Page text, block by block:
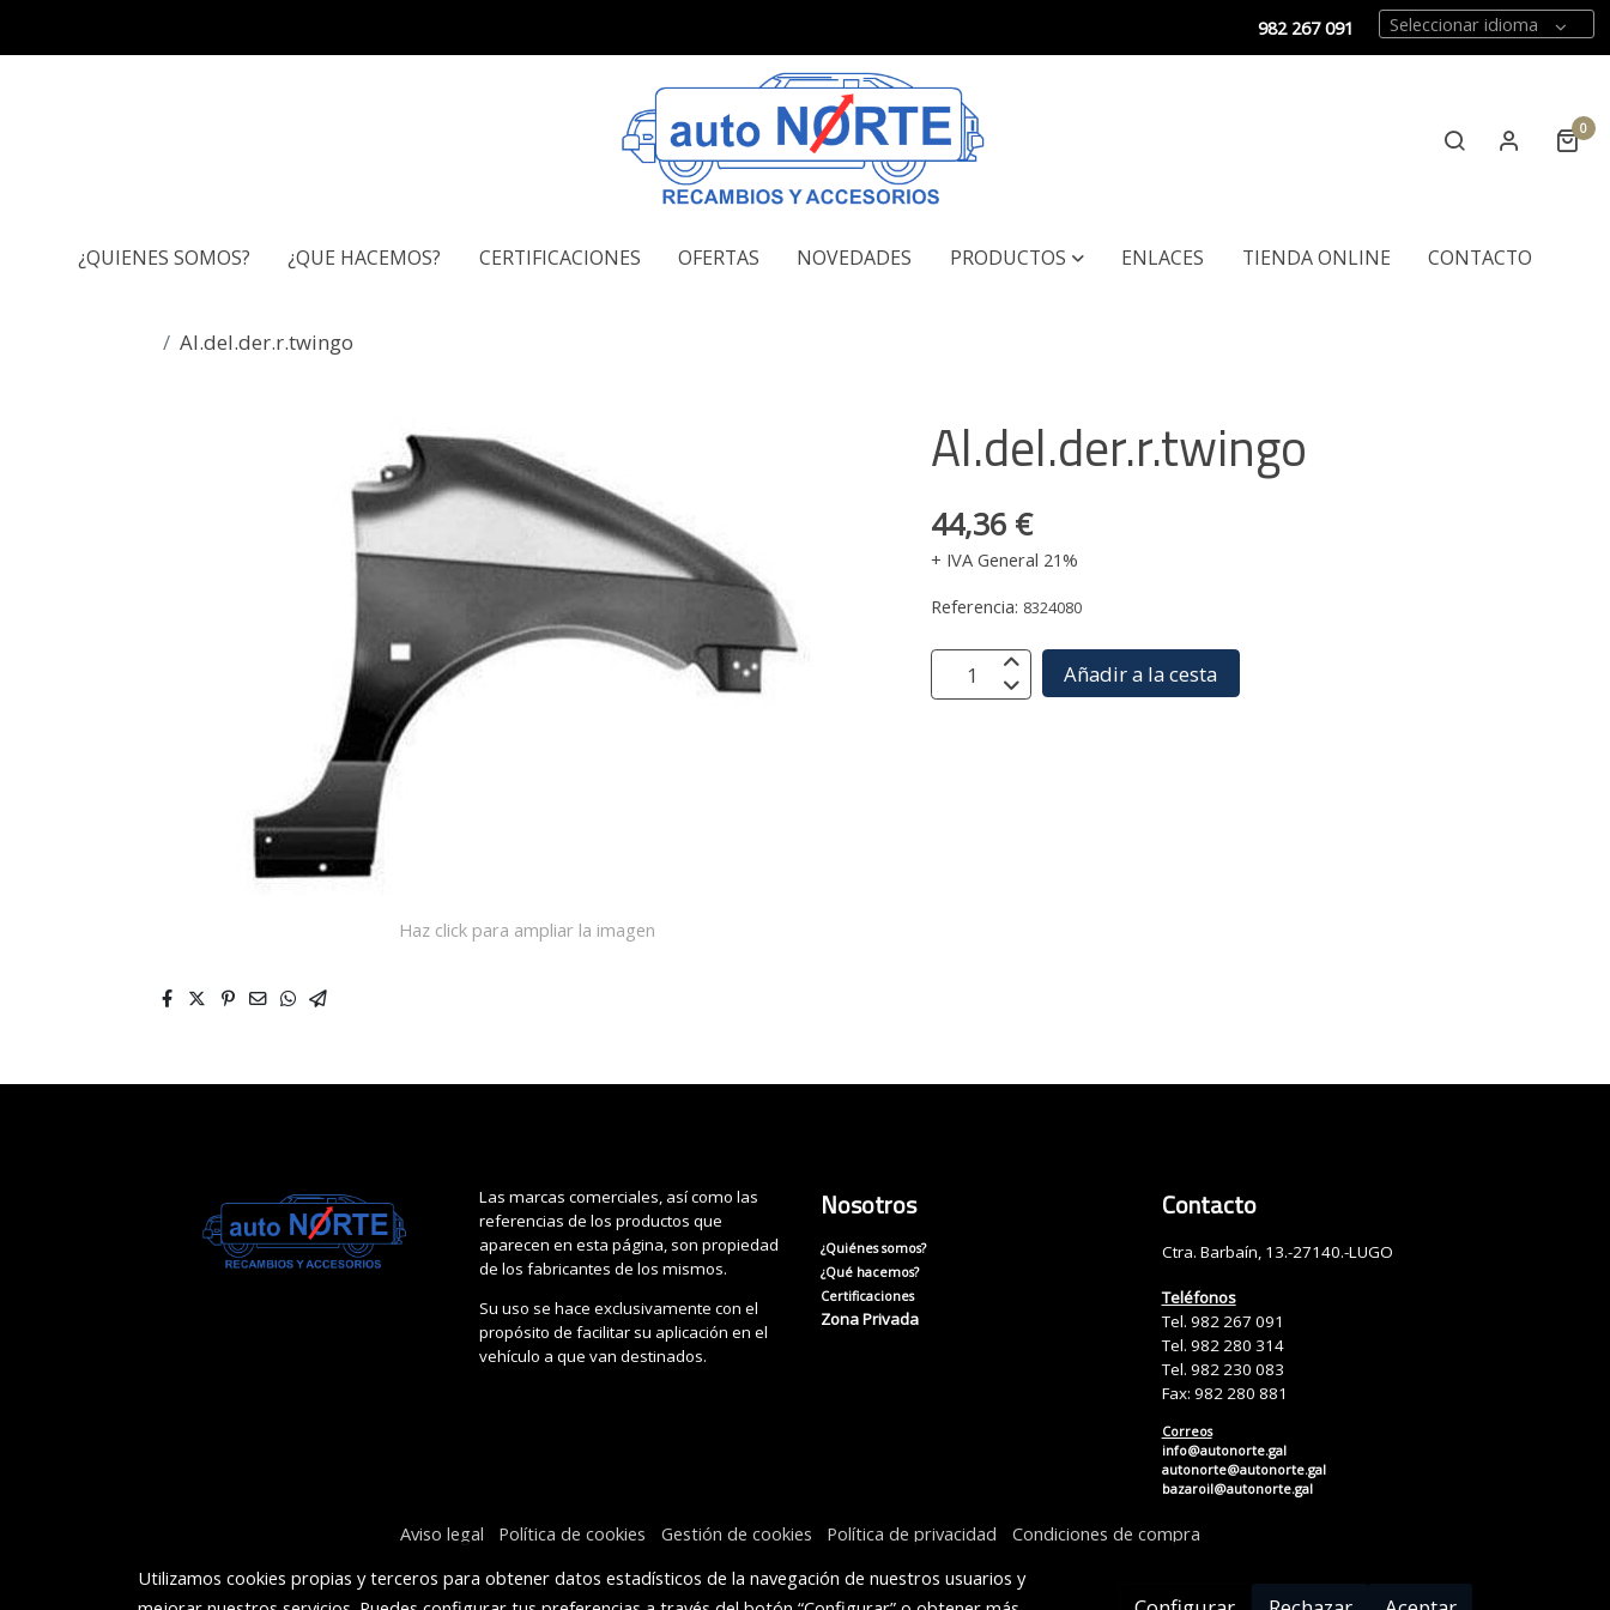
982 267 091 Seleccionar idioma
0
¿QUIENES SOMOS? ¿QUE HACEMOS? CERTIFICACIONES OFERTAS NOVEDADES PRODUCTOS ENLACES TIENDA ONLINE CONTACTO
Al.del.der.r.twingo
Haz click para ampliar la imagen
Al.del.der.r.twingo
44,36 €
+ IVA General 21%
Referencia: 8324080
Añadir a la cesta
Las marcas comerciales, así como las
referencias de los productos que
aparecen en esta página, son propiedad
de los fabricantes de los mismos.
Su uso se hace exclusivamente con el
propósito de facilitar su aplicación en el
vehículo a que van destinados.
Nosotros
¿Quiénes somos?
¿Qué hacemos?
Certificaciones
Zona Privada
Contacto
Ctra. Barbaín, 13.-27140.-LUGO
Teléfonos
Tel. 982 267 091
Tel. 982 280 314
Tel. 982 230 083
Fax: 982 280 881
Correos
info@autonorte.gal
autonorte@autonorte.gal
bazaroil@autonorte.gal
Aviso legal Política de cookies Gestión de cookies Política de privacidad
Condiciones de compra
Utilizamos cookies propias y terceros para obtener datos estadísticos de la navegación de nuestros usuarios y